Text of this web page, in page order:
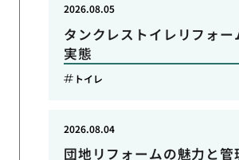
タンクレストイレリフォー
実態
2026.08.05
トイレ
団地リフォームの魅力と管
2026.08.04